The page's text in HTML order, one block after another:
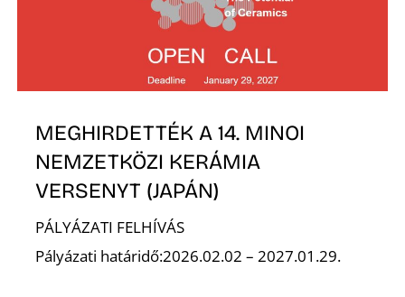
MEGHIRDETTÉK A 14. MINOI
NEMZETKÖZI KERÁMIA
VERSENYT (JAPÁN)
PÁLYÁZATI FELHÍVÁS
Pályázati határidő:2026.02.02 – 2027.01.29.